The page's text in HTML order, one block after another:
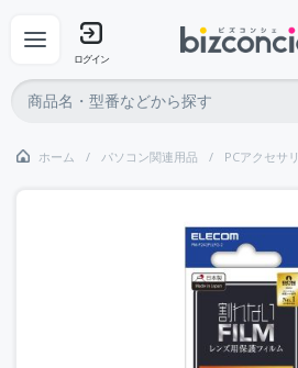
ログイン
ホーム パソコン関連用品 PCアクセサリ